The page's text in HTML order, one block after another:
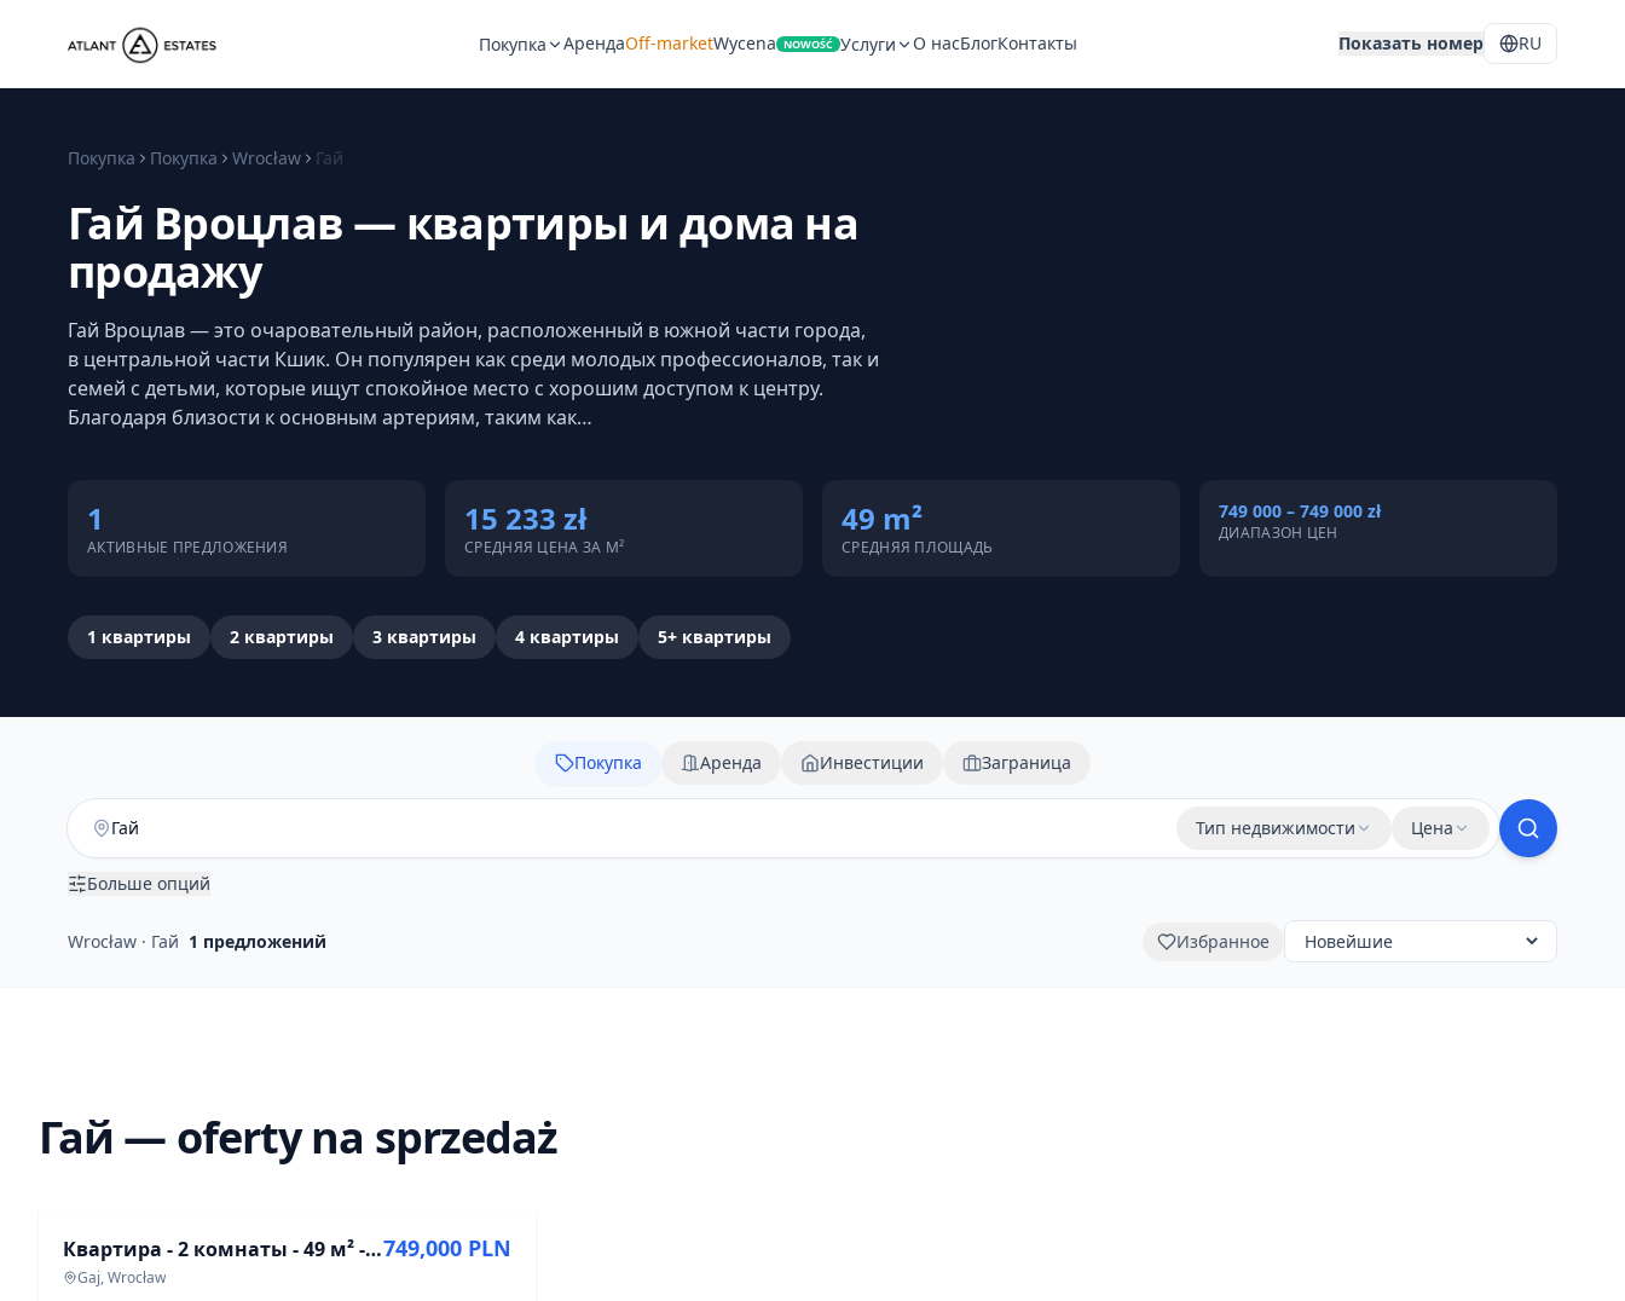
Покупка АрендаOff-marketWycena NOWOŚĆ Услуги О насБлогКонтакты Показать номер RU
Покупка Покупка Wrocław Гай
Гай Вроцлав — квартиры и дома на
продажу
Гай Вроцлав — это очаровательный район, расположенный в южной части города,
в центральной части Кшик. Он популярен как среди молодых профессионалов, так и
семей с детьми, которые ищут спокойное место с хорошим доступом к центру.
Благодаря близости к основным артериям, таким как…
1
АКТИВНЫЕ ПРЕДЛОЖЕНИЯ
15 233 zł
СРЕДНЯЯ ЦЕНА ЗА М²
49 m²
СРЕДНЯЯ ПЛОЩАДЬ
749 000 – 749 000 zł
ДИАПАЗОН ЦЕН
1 квартиры 2 квартиры 3 квартиры 4 квартиры 5+ квартиры
Покупка Аренда Инвестиции Заграница
Тип недвижимости Цена
Больше опций
Wrocław · Гай 1 предложений Избранное
Гай — oferty na sprzedaż
Квартира - 2 комнаты - 49 м² - ул. Клодзка Вроцлав Гай
Gaj, Wrocław
749,000 PLN